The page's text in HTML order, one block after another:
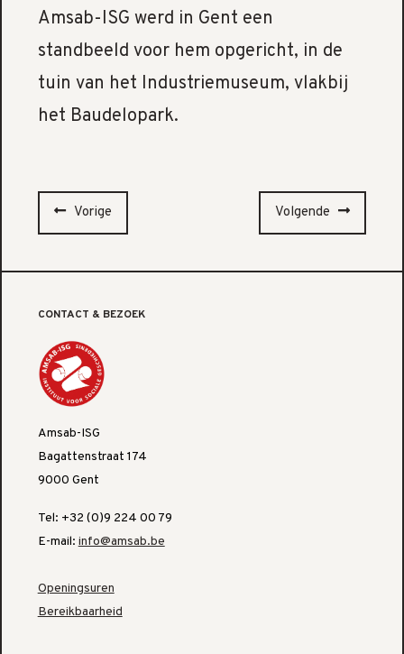
Amsab-ISG werd in Gent een
standbeeld voor hem opgericht, in de
tuin van het Industriemuseum, vlakbij
het Baudelopark.
Vorige Volgende
CONTACT & BEZOEK
Amsab-ISG
Bagattenstraat 174
9000 Gent
Tel: +32 (0)9 224 00 79
E-mail: info@amsab.be
Openingsuren
Bereikbaarheid